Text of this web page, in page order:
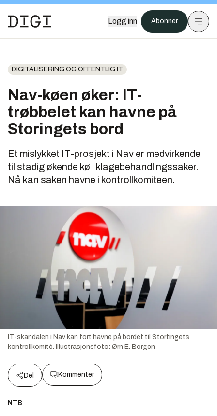
Logg inn Abonner
DIGITALISERING OG OFFENTLIG IT
Nav-køen øker: IT-
trøbbelet kan havne på
Storingets bord
Et mislykket IT-prosjekt i Nav er medvirkende
til stadig økende kø i klagebehandlingssaker.
Nå kan saken havne i kontrollkomiteen.
IT-skandalen i Nav kan fort havne på bordet til Stortingets
kontrollkomité.
Illustrasjonsfoto: Ørn E. Borgen
Del Kommenter
NTB